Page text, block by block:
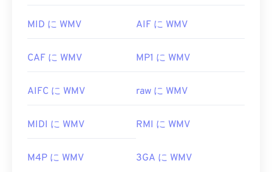
MID に WMV AIF に WMV
CAF に WMV MP1 に WMV
AIFC に WMV raw に WMV
MIDI に WMV RMI に WMV
M4P に WMV 3GA に WMV